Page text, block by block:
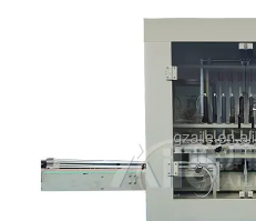
Kontakt Oss